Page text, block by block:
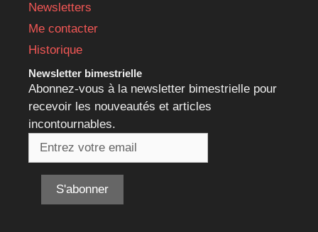
Newsletters
Me contacter
Historique
Newsletter bimestrielle
Abonnez-vous à la newsletter bimestrielle pour
recevoir les nouveautés et articles
incontournables.